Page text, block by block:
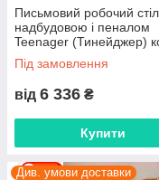
Письмовий робочий стіл
надбудовою і пеналом
Teenager (Тинейджер)
Тахо/фасади колір Білий
Під замовлення
від 6 336 ₴
Купити
Див. умови доставки